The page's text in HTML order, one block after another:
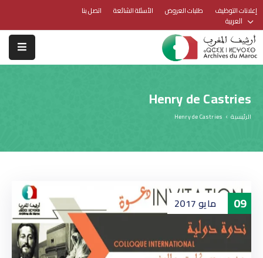
إعلانات التوظيف طلبات العروض الأسئلة الشائعة اتصل بنا
العربية
Henry de Castries
الرئيسية Henry de Castries
09 مايو2017